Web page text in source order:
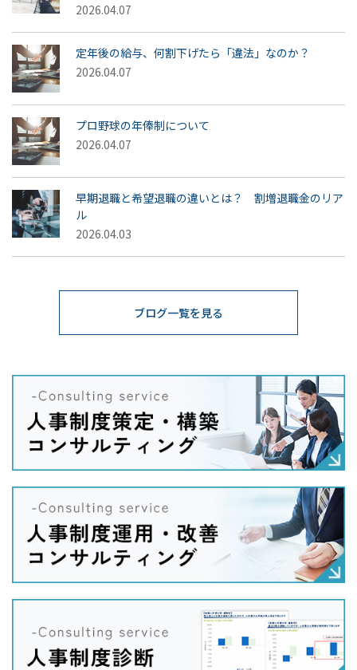
2026.04.07
定年後の給与、何割下げたら「違法」なのか？
2026.04.07
プロ野球の年俸制について
2026.04.07
早期退職と希望退職の違いとは？ 割増退職金のリア
ル
2026.04.03
ブログ一覧を見る